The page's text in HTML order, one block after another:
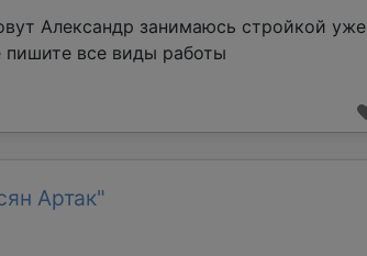
Александр занимаюсь стройкой уже
пишите все виды работы
Артак"